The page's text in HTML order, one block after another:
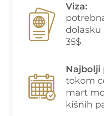
Viza:
dolasku
35$
Najbolji
tokom
mart
kišnih